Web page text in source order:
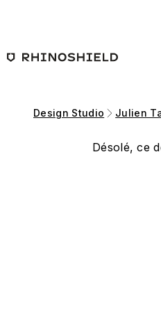
Design Studio Julien
Désolé, ce